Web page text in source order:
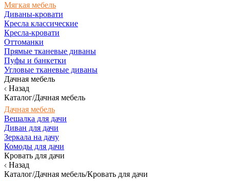
Мягкая мебель
Диваны-кровати
Кресла классические
Кресла-кровати
Оттоманки
Прямые тканевые диваны
Пуфы и банкетки
Угловые тканевые диваны
Дачная мебель
Назад
Каталог/Дачная мебель
Дачная мебель
Вешалка для дачи
Диван для дачи
Зеркала на дачу
Комоды для дачи
Кровать для дачи
Назад
Каталог/Дачная мебель/Кровать для дачи